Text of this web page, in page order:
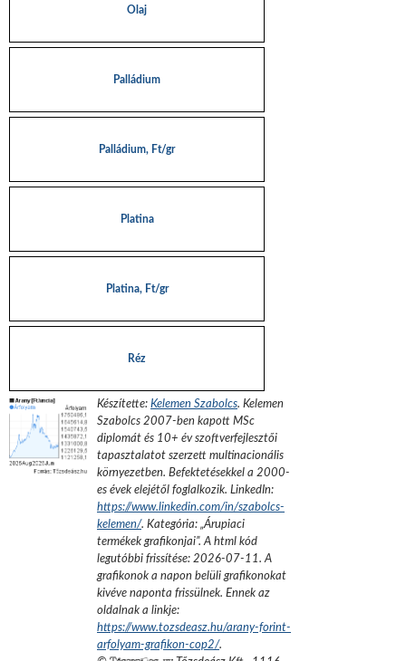
Olaj
Palládium
Palládium, Ft/gr
Platina
Platina, Ft/gr
Réz
Készítette: Kelemen Szabolcs. Kelemen
Szabolcs 2007-ben kapott MSc
diplomát és 10+ év szoftverfejlesztői
tapasztalatot szerzett multinacionális
környezetben. Befektetésekkel a 2000-
es évek elejétől foglalkozik. LinkedIn:
https://www.linkedin.com/in/szabolcs-
kelemen/. Kategória: „Árupiaci
termékek grafikonjai”.A html kód
legutóbbi frissítése: 2026-07-11. A
grafikonok a napon belüli grafikonokat
kivéve naponta frissülnek. Ennek az
oldalnak a linkje:
https://www.tozsdeasz.hu/arany-forint-
arfolyam-grafikon-cop2/.